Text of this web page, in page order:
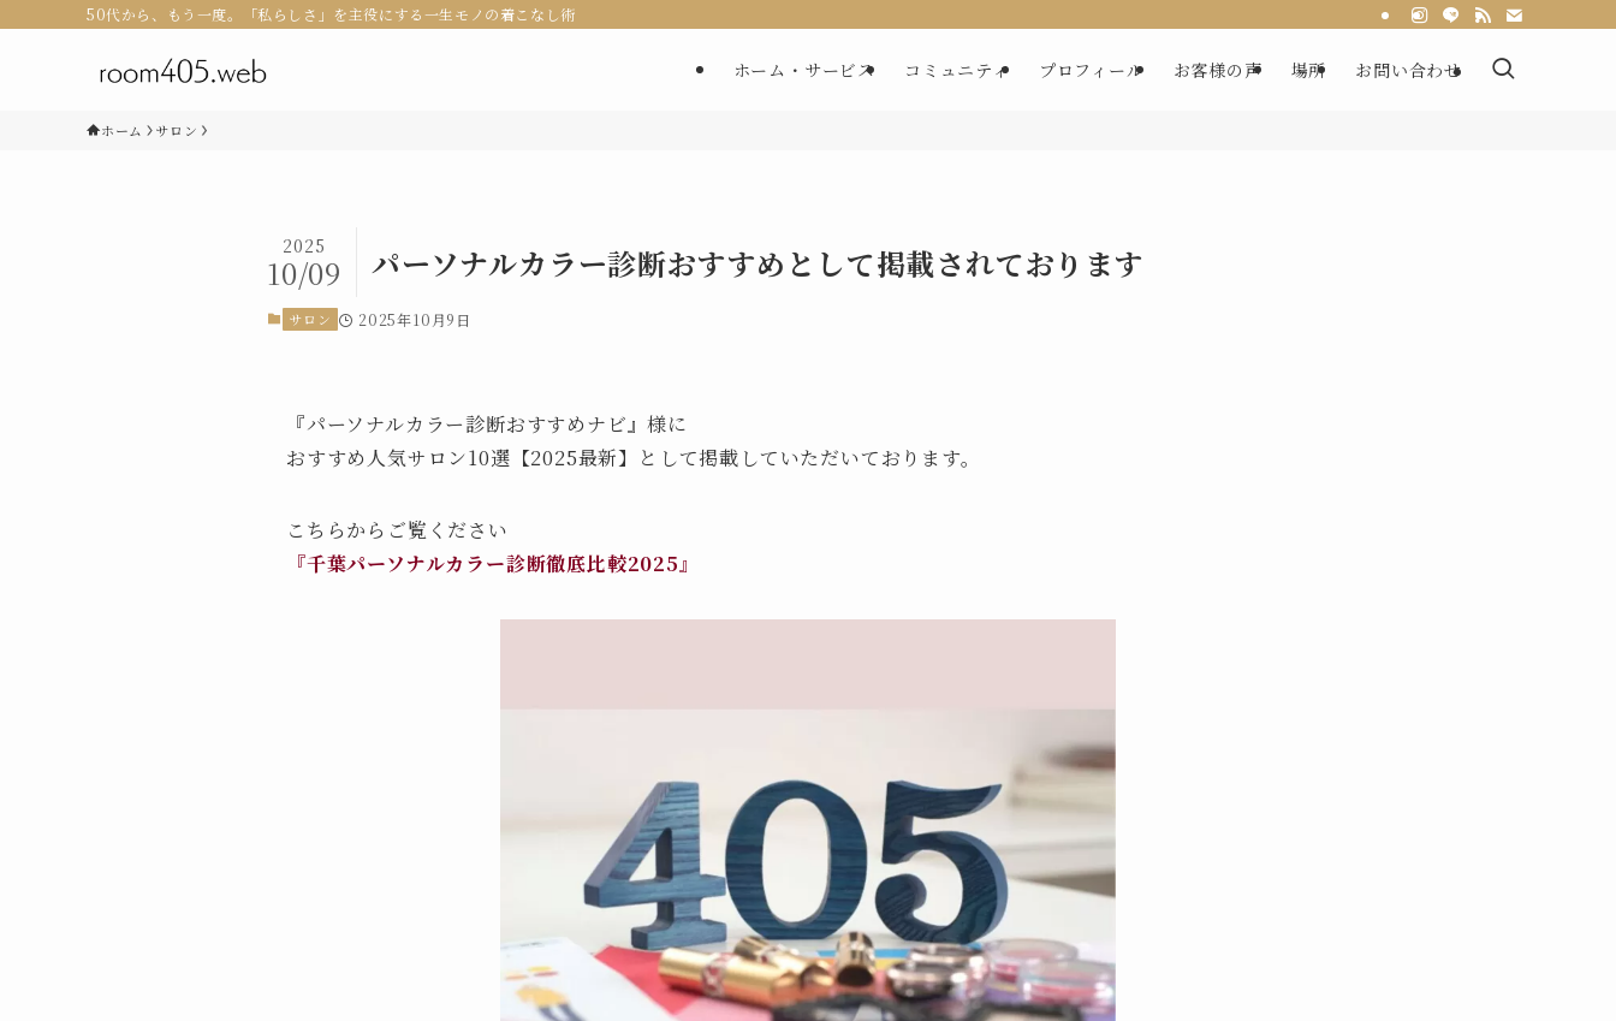
50代から、もう一度。「私らしさ」を主役にする一生モノの着こなし術
ホーム・サービス コミュニティ プロフィール お客様の声 場所 お問い合わせ
ホーム サロン
パーソナルカラー診断おすすめとして掲載されております
2025
10/09
サロン 2025年10月9日
『パーソナルカラー診断おすすめナビ』様に
おすすめ人気サロン10選【2025最新】として掲載していただいております。
こちらからご覧ください
『千葉パーソナルカラー診断徹底比較2025』